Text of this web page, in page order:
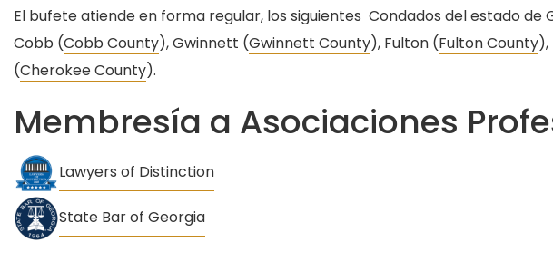
principal
razón de
accidentes
con peatones
en Georgia
¿Sabías que el
20% de los
estacionamientos?
El bufete atiende en forma regular, los siguientes Condados del estado de
Cobb (Cobb County), Gwinnett (Gwinnett County), Fulton (Fulton County
(Cherokee County).
Membresía a Asociaciones
Lawyers of Distinction
State Bar of Georgia